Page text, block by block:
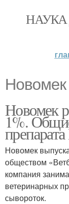
Новомек
1%.
Новомек
обществом
компания
ветеринарных
сывороток.